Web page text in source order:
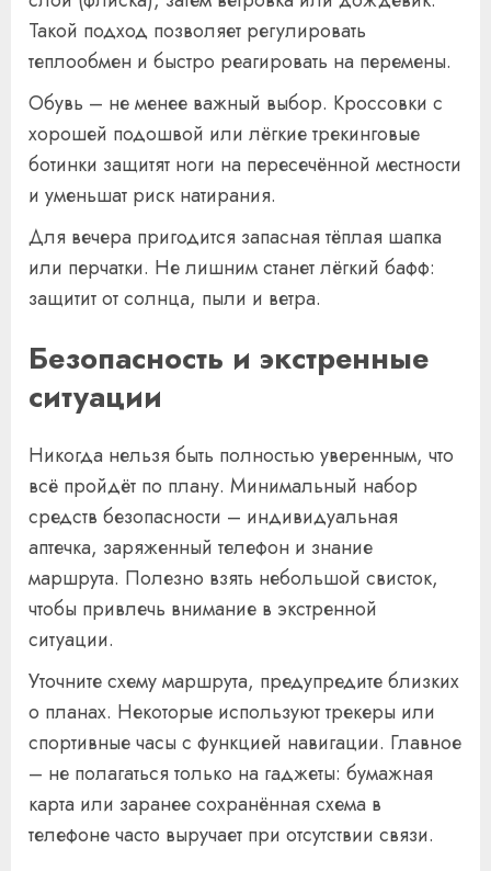
Такой подход позволяет регулировать
теплообмен и быстро реагировать на перемены.
Обувь – не менее важный выбор. Кроссовки с
хорошей подошвой или лёгкие трекинговые
ботинки защитят ноги на пересечённой местности
и уменьшат риск натирания.
Для вечера пригодится запасная тёплая шапка
или перчатки. Не лишним станет лёгкий бафф:
защитит от солнца, пыли и ветра.
Безопасность и экстренные
ситуации
Никогда нельзя быть полностью уверенным, что
всё пройдёт по плану. Минимальный набор
средств безопасности – индивидуальная
аптечка, заряженный телефон и знание
маршрута. Полезно взять небольшой свисток,
чтобы привлечь внимание в экстренной
ситуации.
Уточните схему маршрута, предупредите близких
о планах. Некоторые используют трекеры или
спортивные часы с функцией навигации. Главное
– не полагаться только на гаджеты: бумажная
карта или заранее сохранённая схема в
телефоне часто выручает при отсутствии связи.